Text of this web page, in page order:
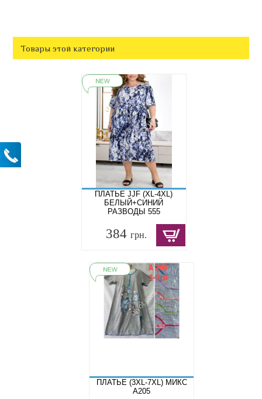
Товары этой категории
ПЛАТЬЕ JJF (XL-4XL)
БЕЛЫЙ+СИНИЙ
РАЗВОДЫ 555
384 грн.
ПЛАТЬЕ (3XL-7XL) МИКС
A205